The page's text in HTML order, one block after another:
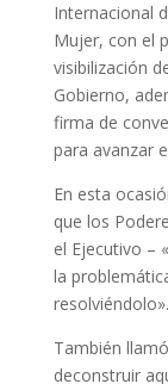
Internacional
Mujer, con el
visibilización
Gobierno,
firma de
para avanzar
En esta
que los
el Ejecutivo –
la
resolviéndolo».
También
deconstruir